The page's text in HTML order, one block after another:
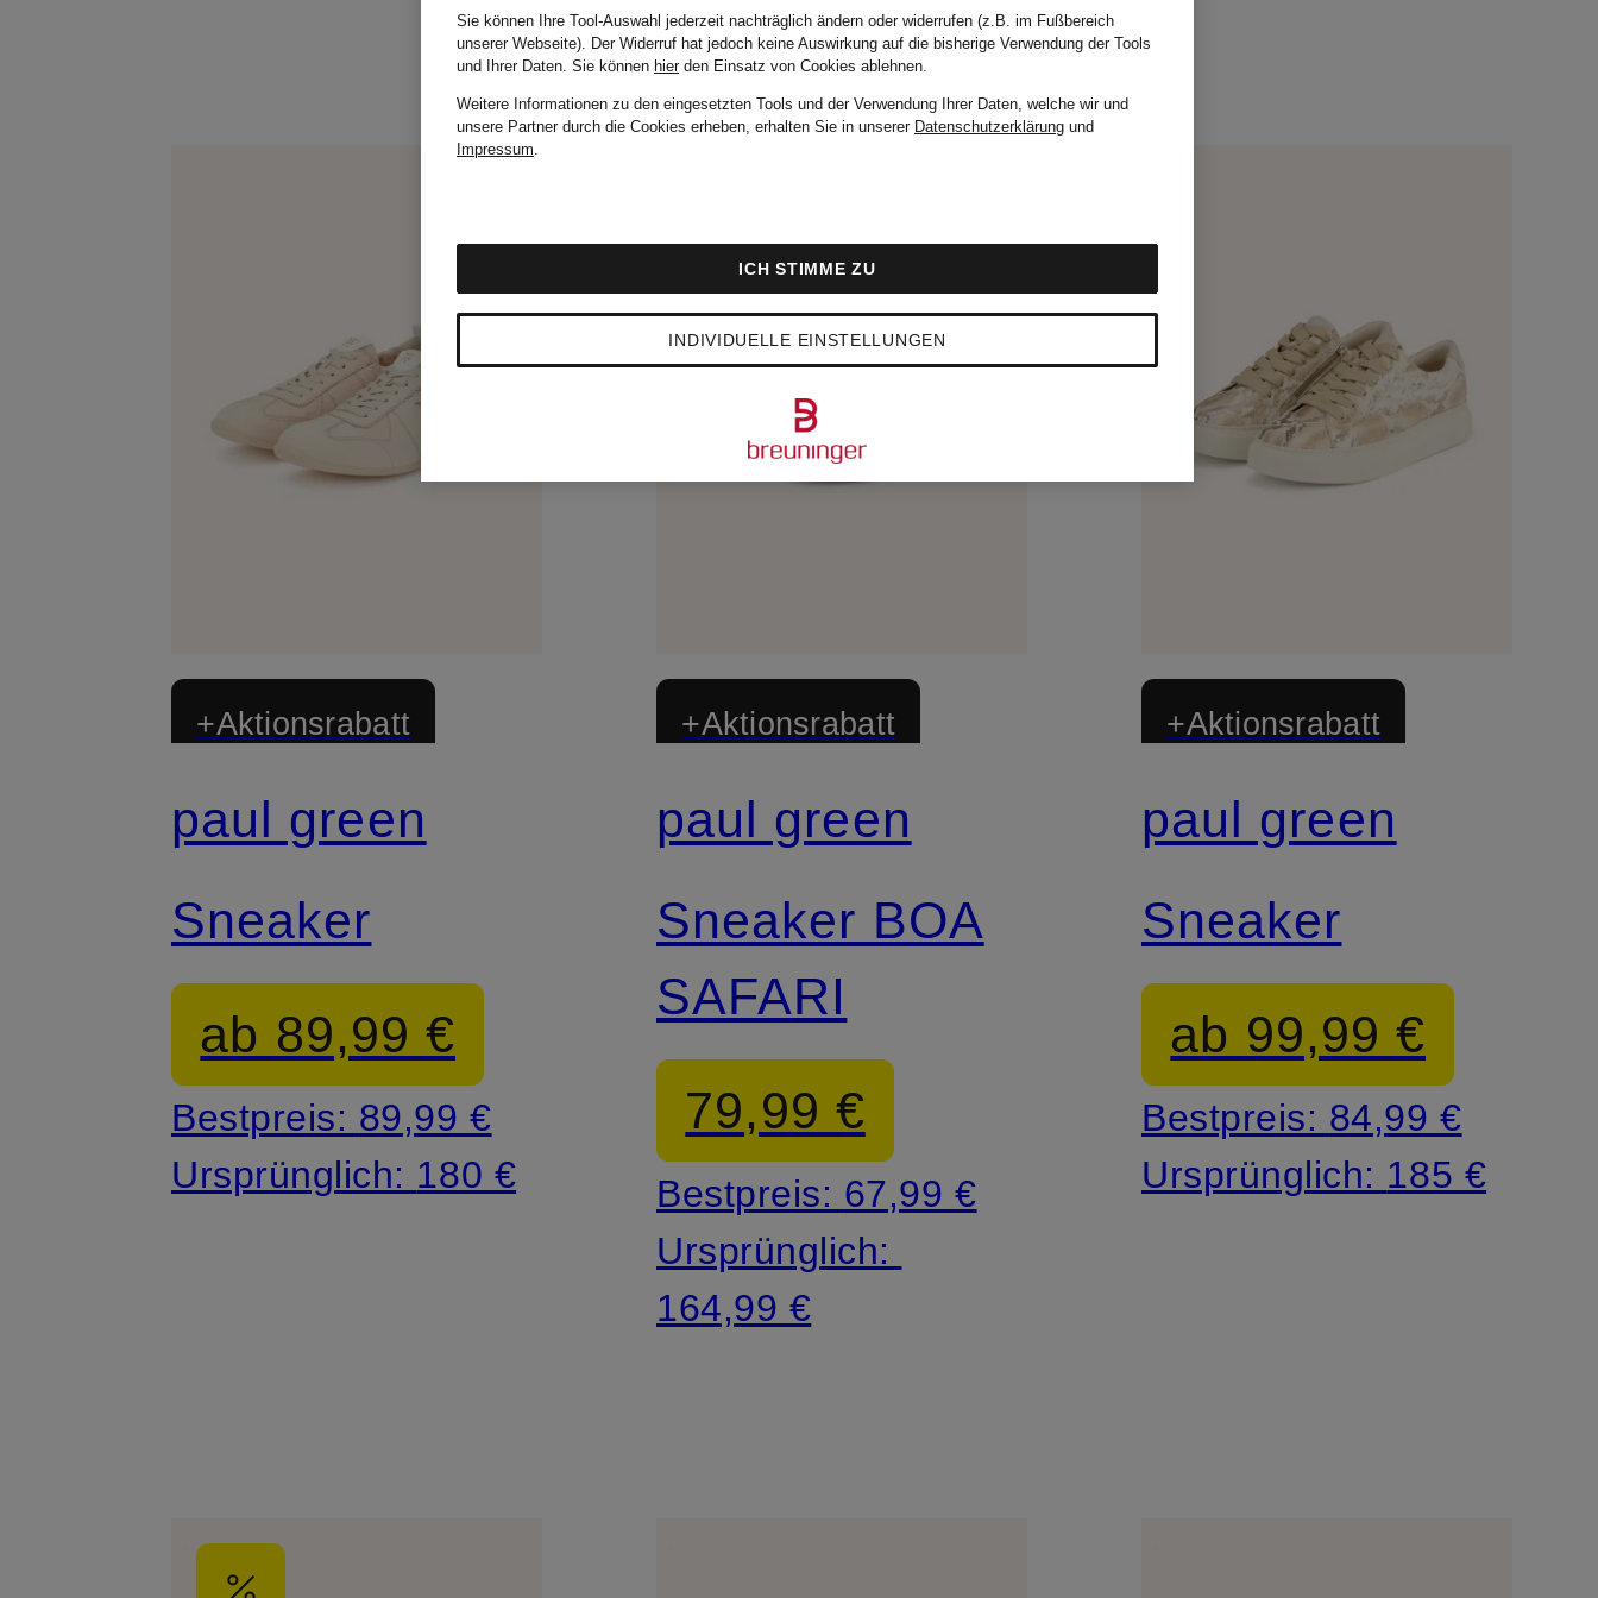
+Aktionsrabatt
Zertifiziert
paul green
Sneaker
ab 89,99 €
Bestpreis: 89,99 €
Ursprünglich: 180 €
+Aktionsrabatt
Zertifiziert
paul green
Sneaker BOA
SAFARI
79,99 €
Bestpreis: 67,99 €
Ursprünglich:
164,99 €
+Aktionsrabatt
Zertifiziert
paul green
Sneaker
ab 99,99 €
Bestpreis: 84,99 €
Ursprünglich: 185 €
Sie können Ihre Tool-Auswahl jederzeit nachträglich ändern oder widerrufen (z.B. im Fußbereich
unserer Webseite). Der Widerruf hat jedoch keine Auswirkung auf die bisherige Verwendung der Tools
und Ihrer Daten. Sie können hierden Einsatz von Cookies ablehnen.
Weitere Informationen zu den eingesetzten Tools und der Verwendung Ihrer Daten, welche wir und
unsere Partner durch die Cookies erheben, erhalten Sie in unserer Datenschutzerklärung und
Impressum.
INDIVIDUELLE EINSTELLUNGEN
ICH STIMME ZU